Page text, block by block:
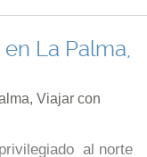
La Palma,
, Viajar con
al norte